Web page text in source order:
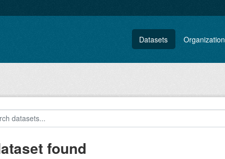
Datasets
found